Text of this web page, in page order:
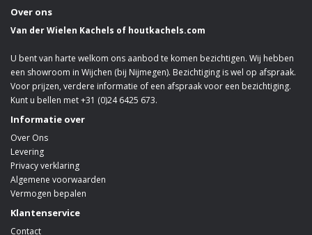
Over ons
Van der Wielen Kachels of houtkachels.com
U bent van harte welkom ons aanbod te komen bezichtigen. Wij hebben
een showroom in Wijchen (bij Nijmegen). Bezichtiging is wel op afspraak.
Voor prijzen, verdere informatie of een afspraak voor een bezichtiging.
Kunt u bellen met +31 (0)24 6425 673.
Informatie over
Over Ons
Levering
Privacy verklaring
Algemene voorwaarden
Vermogen bepalen
Klantenservice
Contact